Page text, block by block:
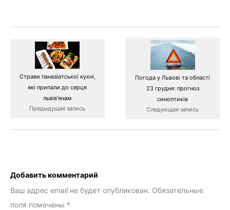
Страви паназіатської кухні,
які припали до серця
львів’янам
Предыдущая запись
Погода у Львові та області
23 грудня: прогноз
синоптиків
Следующая запись
Добавить комментарий
Ваш адрес email не будет опубликован. Обязательные
поля помечены *